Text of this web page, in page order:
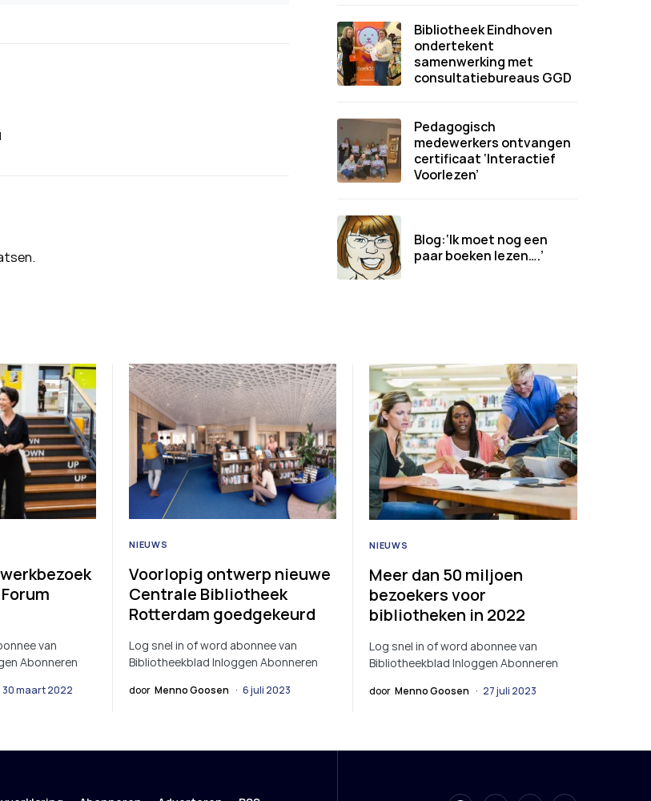
Bibliotheek Eindhoven
ondertekent
samenwerking met
consultatiebureaus GGD
Pedagogisch
medewerkers ontvangen
certificaat ‘Interactief
Voorlezen’
Blog:‘Ik moet nog een
paar boeken lezen….’
van
Abonneren
30 maart 2022
NIEUWS
Voorlopig ontwerp nieuwe
Centrale Bibliotheek
Rotterdam goedgekeurd
Log snel in of word abonnee van
Bibliotheekblad Inloggen Abonneren
door Menno Goosen 6 juli 2023
NIEUWS
Meer dan 50 miljoen
bezoekers voor
bibliotheken in 2022
Log snel in of word abonnee van
Bibliotheekblad Inloggen Abonneren
door Menno Goosen 27 juli 2023